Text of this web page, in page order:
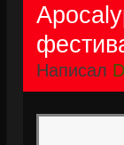
Написал